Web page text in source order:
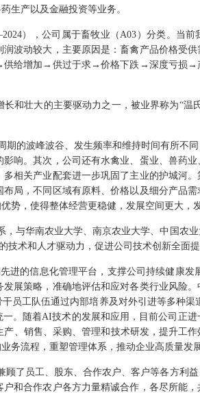
生产以及金融投资等业务。
），公司属于畜牧业（A03）分类。当
波动较大，主要原因是：畜禽产品价格受
给增加→供过于求→价格下跌→深度亏损→
和壮大的主要驱动力之一，被业界称为“温
期的波峰波谷、发生频率和维持时间有所不
响。其次，公司还有水禽业、蛋业、兽药
相关产业配套进一步巩固了主业的护城河
局，不同区域有原料、价格以及细分产品
势，使得整体经营更稳健，发展空间更大，
，与华南农业大学、南京农业大学、中国农
技术和人才驱动力，促进公司技术创新全面提
进的信息化管理平台，支撑公司持续健康发
展策略，准确地评估和应对各类行业风险
员工队伍通过内部培养及对外引进等多种
。随着AI技术的发展和应用，目前公司正
、销售、采购、管理和技术研发，提升工
务流程，重塑管理体系，推动企业高质量发展
了员工、股东、合作农户、客户等各方利
和合作农户各方力量精诚合作，各尽所能